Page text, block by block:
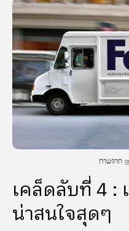
ภาพจาก
เคล็ดลับที่ 4 :
น่าสนใจสุดๆ